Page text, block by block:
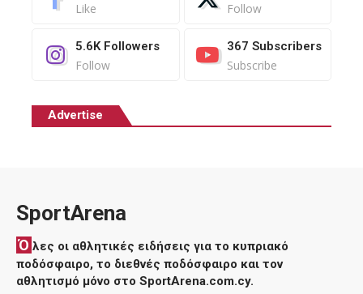
Like Follow
5.6K Followers
Follow
367 Subscribers
Subscribe
Advertise
SportArena
Ό λες οι αθλητικές ειδήσεις για το κυπριακό
ποδόσφαιρο, το διεθνές ποδόσφαιρο και τον
αθλητισμό μόνο στο SportArena.com.cy.